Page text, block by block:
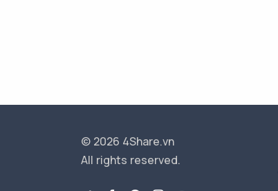
© 2026 4Share.vn
All rights reserved.